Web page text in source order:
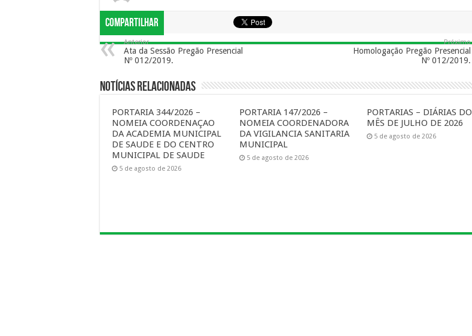
Compartilhar
Anterior
Ata da Sessão Pregão Presencial
Nº 012/2019.
Próximo
Homologação Pregão Presencial
Nº 012/2019.
Notícias Relacionadas
PORTARIA 344/2026 –
NOMEIA COORDENAÇAO
DA ACADEMIA MUNICIPAL
DE SAUDE E DO CENTRO
MUNICIPAL DE SAUDE
5 de agosto de 2026
PORTARIA 147/2026 –
NOMEIA COORDENADORA
DA VIGILANCIA SANITARIA
MUNICIPAL
5 de agosto de 2026
PORTARIAS – DIÁRIAS DO
MÊS DE JULHO DE 2026
5 de agosto de 2026